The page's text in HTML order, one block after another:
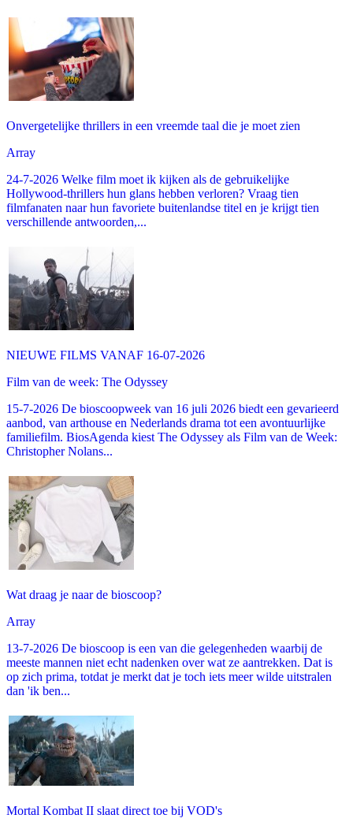
Onvergetelijke thrillers in een vreemde taal die je moet zien
Array
24-7-2026 Welke film moet ik kijken als de gebruikelijke
Hollywood-thrillers hun glans hebben verloren? Vraag tien
filmfanaten naar hun favoriete buitenlandse titel en je krijgt tien
verschillende antwoorden,...
NIEUWE FILMS VANAF 16-07-2026
Film van de week: The Odyssey
15-7-2026 De bioscoopweek van 16 juli 2026 biedt een gevarieerd
aanbod, van arthouse en Nederlands drama tot een avontuurlijke
familiefilm. BiosAgenda kiest The Odyssey als Film van de Week:
Christopher Nolans...
Wat draag je naar de bioscoop?
Array
13-7-2026 De bioscoop is een van die gelegenheden waarbij de
meeste mannen niet echt nadenken over wat ze aantrekken. Dat is
op zich prima, totdat je merkt dat je toch iets meer wilde uitstralen
dan 'ik ben...
Mortal Kombat II slaat direct toe bij VOD's